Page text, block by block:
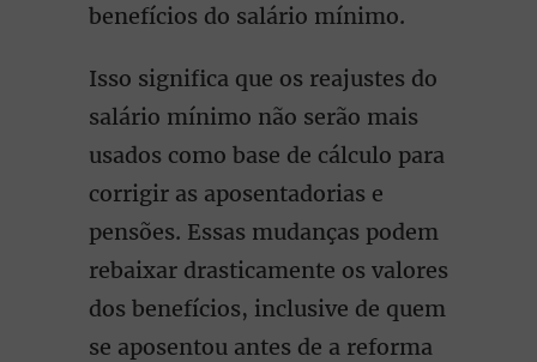
benefícios do salário mínimo.
Isso significa que os reajustes do
salário mínimo não serão mais
usados como base de cálculo para
corrigir as aposentadorias e
pensões. Essas mudanças podem
rebaixar drasticamente os valores
dos benefícios, inclusive de quem
se aposentou antes de a reforma